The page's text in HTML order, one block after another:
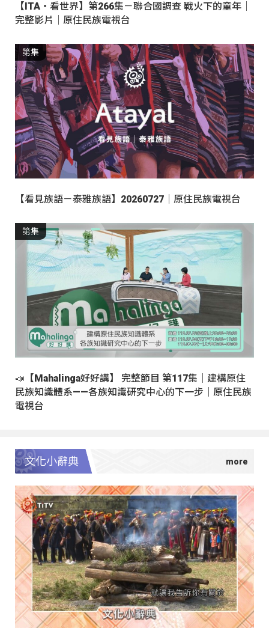
【ITA・看世界】第266集－聯合國調查 戰火下的童年｜
完整影片｜原住民族電視台
第集
【看見族語－泰雅族語】20260727｜原住民族電視台
第集
📣【Mahalinga好好講】 完整節目 第117集｜建構原住
民族知識體系——各族知識研究中心的下一步｜原住民族
電視台
文化小辭典